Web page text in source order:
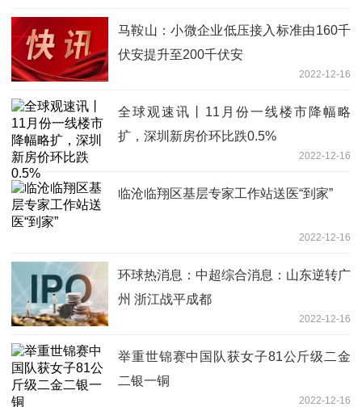
马鞍山：小微企业低压接入标准由160千
伏安提升至200千伏安
2022-12-16
全球观速讯丨11月份一线楼市降幅略
扩，深圳新房价环比跌0.5%
2022-12-16
临沧临翔区基层专家工作站送医“到家”
2022-12-16
环球热消息：中超综合消息：山东逆转广
州 浙江战平成都
2022-12-16
举重世锦赛中国队获女子81公斤级二金
二银一铜
2022-12-16